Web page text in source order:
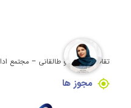
تقاطع ولیعصر و طالقانی – مجتمع
مجوز ها